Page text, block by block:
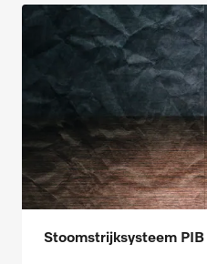
Stoomstrijksysteem